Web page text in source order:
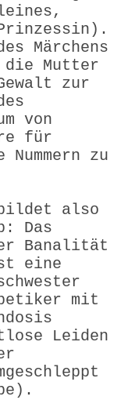
Märchens
die Mutter
zur
von
für
zu
bildet also
Das
Banalität
eine
mit
Leiden